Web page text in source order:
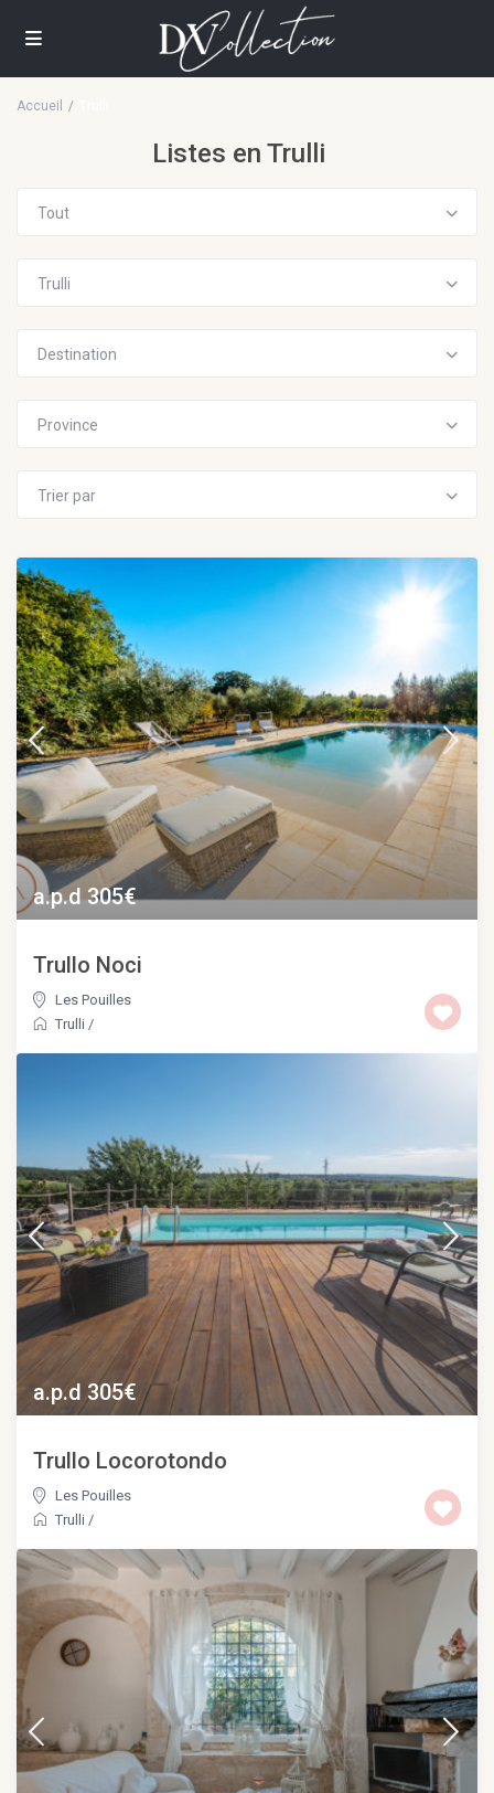
Accueil
Listes en Trulli
Tout
Trulli
Destination
Province
Trier par
a.p.d 305€
Trullo Noci
Les Pouilles
Trulli /
a.p.d 305€
Trullo Locorotondo
Les Pouilles
Trulli /